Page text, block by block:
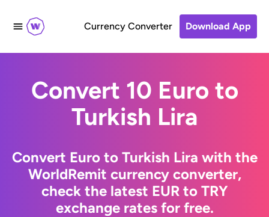
Currency Converter Download App
Convert 10 Euro to
Turkish Lira
Convert Euro to Turkish Lira with the
WorldRemit currency converter,
check the latest EUR to TRY
exchange rates for free.